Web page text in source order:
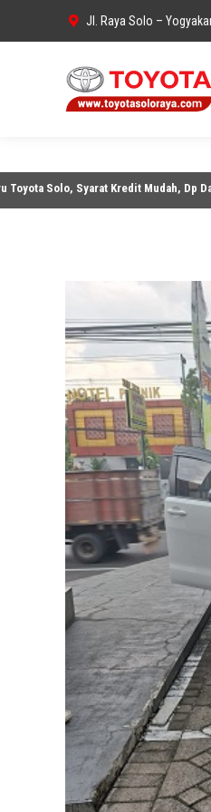
Jl. Raya Solo – Yogyakarta No.29-28, Belangwetan, Belang
Solo, Syarat Kredit Mudah, Dp Dan